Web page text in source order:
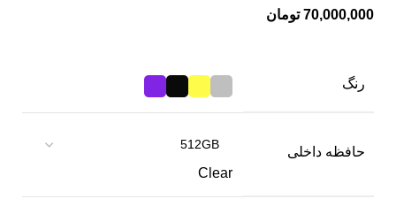
70,000,000 تومان
رنگ
حافظه داخلی
Clear